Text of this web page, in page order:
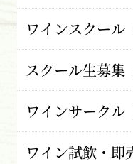
ワインスクール
スクール生募集
ワインサークル
ワイン試飲・即